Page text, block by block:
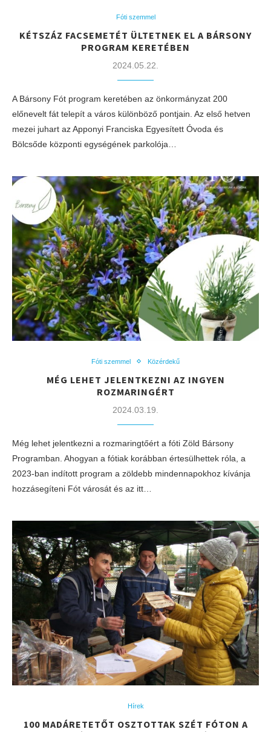
Fóti szemmel
KÉTSZÁZ FACSEMETÉT ÜLTETNEK EL A BÁRSONY
PROGRAM KERETÉBEN
2024.05.22.
A Bársony Fót program keretében az önkormányzat 200
előnevelt fát telepít a város különböző pontjain. Az első hetven
mezei juhart az Apponyi Franciska Egyesített Óvoda és
Bölcsőde központi egységének parkolója…
Fóti szemmel Közérdekű
MÉG LEHET JELENTKEZNI AZ INGYEN
ROZMARINGÉRT
2024.03.19.
Még lehet jelentkezni a rozmaringtőért a fóti Zöld Bársony
Programban. Ahogyan a fótiak korábban értesülhettek róla, a
2023-ban indított program a zöldebb mindennapokhoz kívánja
hozzásegíteni Fót városát és az itt…
Hírek
100 MADÁRETETŐT OSZTOTTAK SZÉT FÓTON A